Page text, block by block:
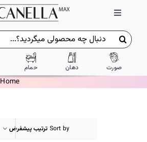
content
Toggle
Navigation
ورود / ثبت نام
جستجو
برای:
صورت دهان حمام
Home
Sort by ترتیب پیشفرض